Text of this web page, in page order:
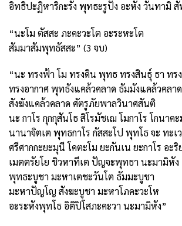
อิทธิปะฏิหาริกะรัง พุทธะรูปัง อะหัง วันทามิ
“นะโม ตัสสะ ภะคะวะโต อะระหะโต
สัมมาสัมพุทธัสสะ” (3 จบ)
“นะ ทรงฟ้า โม ทรงดิน พุทธ ทรงสินธุ์ ธา ทร
ทรงอากาศ พุทธังแคล้วคลาด ธัมมังแคล้วคลาด
สังฆังแคล้วคลาด ศัตรูภัยพาลวินาศสันติ
นะ กาโร กุกกุสันโธ สิโรมัชเฌ โมกาโร โกนาค
นานาจิตเต พุทธกาโร กัสสะโป พุทโธ จะ ทะเว
ศรีศากกะยะมุนี โคตะโม ยะกันเน ยะกาโร อะริ
เมตตรัยโย ชิวหาทีเต ปัญจะพุทธา นะมามิหัง
พุทธะบูชา มะหาเตชะวันโต ธัมมะบูชา
มะหาปัญโญ สังฆะบูชา มะหาโภคะวะโห
อะระหังพุทโธ อิติปิโสภะคะวา นะมามิหัง”